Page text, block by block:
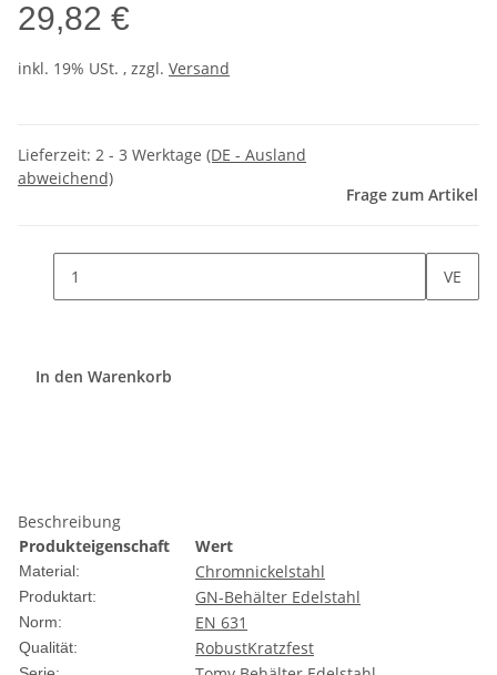
29,82 €
inkl. 19% USt. , zzgl. Versand
Lieferzeit: 2 - 3 Werktage (DE - Ausland
abweichend)
Frage zum Artikel
VE
In den Warenkorb
Beschreibung
Produkteigenschaft
Wert
Material: Chromnickelstahl
Produktart: GN-Behälter Edelstahl
Norm: EN 631
Qualität: RobustKratzfest